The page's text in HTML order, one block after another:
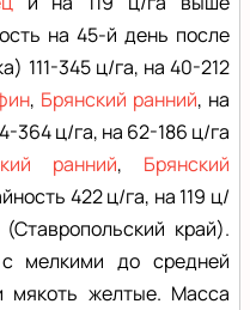
на 45-й день после
111-345 ц/га, на 40-212
, Брянский ранний, на
364 ц/га, на 62-186 ц/га
ранний, Брянский
422 ц/га, на 119 ц/
(Ставропольский край).
с мелкими до средней
мякоть желтые. Масса